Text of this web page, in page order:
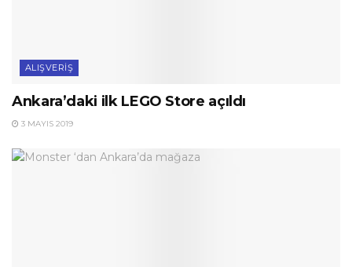
ALIŞVERIŞ
Ankara’daki ilk LEGO Store açıldı
3 MAYIS 2019